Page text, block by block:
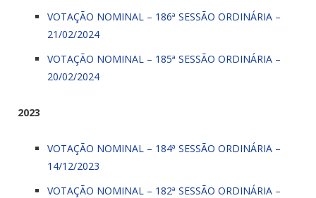
VOTAÇÃO NOMINAL – 186ª SESSÃO ORDINÁRIA –
21/02/2024
VOTAÇÃO NOMINAL – 185ª SESSÃO ORDINÁRIA –
20/02/2024
2023
VOTAÇÃO NOMINAL – 184ª SESSÃO ORDINÁRIA –
14/12/2023
VOTAÇÃO NOMINAL – 182ª SESSÃO ORDINÁRIA –